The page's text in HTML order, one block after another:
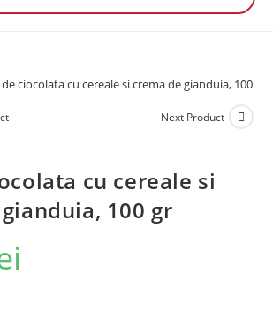
ciocolata cu cereale si crema de gianduia, 100 gr
Next Product
cu cereale si
100 gr